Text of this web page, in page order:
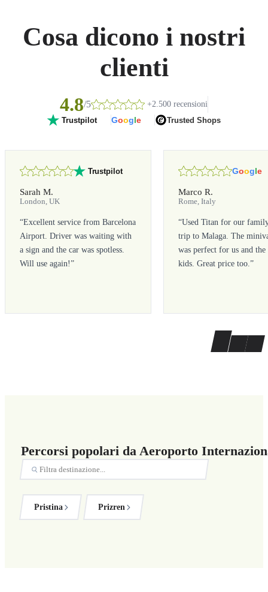
Cosa dicono i nostri
clienti
4.8/5 +2.500 recensioni
Trustpilot Google Trusted Shops
Trustpilot
Sarah M.
London, UK
“Excellent service from Barcelona
Airport. Driver was waiting with
a sign and the car was spotless.
Will use again!”
Google
Marco R.
Rome, Italy
“Used Titan for our
trip to Malaga. The
was perfect for us and the
kids. Great price too.”
Percorsi popolari da Aeroporto
Pristina Prizren